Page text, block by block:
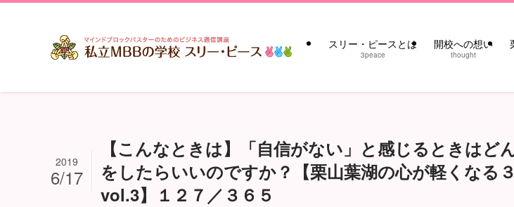
スリー・ピースとは
3peace
開校への想い
thought
【こんなときは】「自信がない」と感じるときはど
をしたらいいのですか？【栗山葉湖の心が軽くなる
vol.3】１２７／３６５
2019
6/17